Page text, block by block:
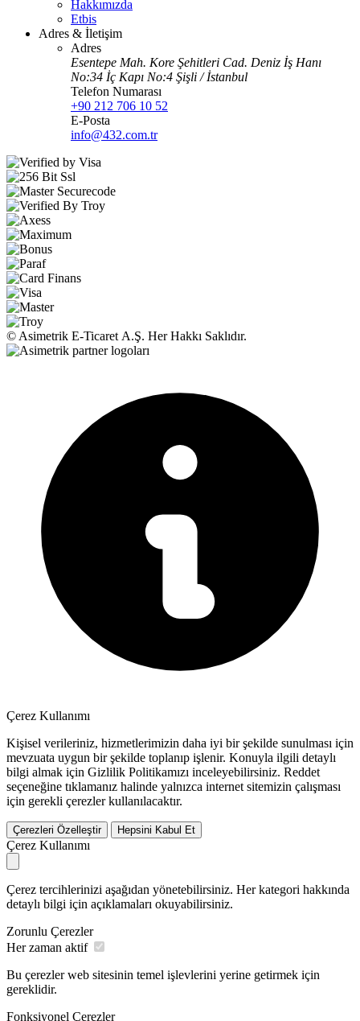
Hakkımızda
Etbis
Adres & İletişim
Adres
Esentepe Mah. Kore Şehitleri Cad. Deniz İş Hanı
No:34 İç Kapı No:4 Şişli / İstanbul
Telefon Numarası
+90 212 706 10 52
E-Posta
info@432.com.tr
© Asimetrik E‑Ticaret A.Ş. Her Hakkı Saklıdır.
Çerez Kullanımı
Kişisel verileriniz, hizmetlerimizin daha iyi bir şekilde sunulması için
mevzuata uygun bir şekilde toplanıp işlenir. Konuyla ilgili detaylı
bilgi almak için Gizlilik Politikamızı inceleyebilirsiniz. Reddet
seçeneğine tıklamanız halinde yalnızca internet sitemizin çalışması
için gerekli çerezler kullanılacaktır.
Çerezleri Özelleştir Hepsini Kabul Et
Çerez Kullanımı
Çerez tercihlerinizi aşağıdan yönetebilirsiniz. Her kategori hakkında
detaylı bilgi için açıklamaları okuyabilirsiniz.
Zorunlu Çerezler
Her zaman aktif
Bu çerezler web sitesinin temel işlevlerini yerine getirmek için
gereklidir.
Fonksiyonel Çerezler